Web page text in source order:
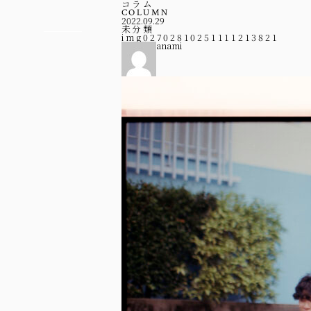
コラム
COLUMN
2022.09.29
未分類
img02702810251111213821
anami